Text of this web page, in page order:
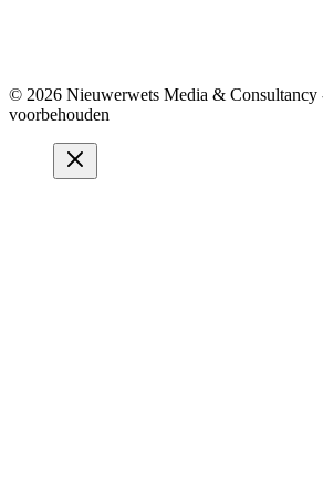
© 2026 Nieuwerwets Media & Consultancy
voorbehouden